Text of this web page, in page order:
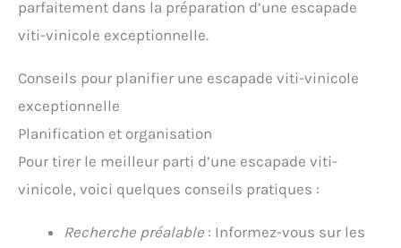
parfaitement dans la préparation d’une escapade
viti-vinicole exceptionnelle.
Conseils pour planifier une escapade viti-vinicole
exceptionnelle
Planification et organisation
Pour tirer le meilleur parti d’une escapade viti-
vinicole, voici quelques conseils pratiques :
Recherche préalable : Informez-vous sur les